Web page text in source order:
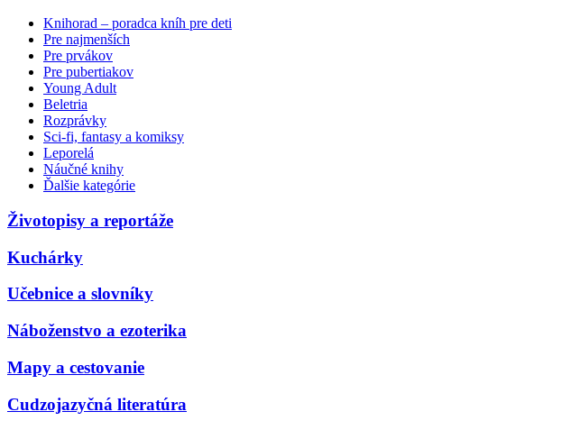
Knihorad – poradca kníh pre deti
Pre najmenších
Pre prvákov
Pre pubertiakov
Young Adult
Beletria
Rozprávky
Sci-fi, fantasy a komiksy
Leporelá
Náučné knihy
Ďalšie kategórie
Životopisy a reportáže
Kuchárky
Učebnice a slovníky
Náboženstvo a ezoterika
Mapy a cestovanie
Cudzojazyčná literatúra